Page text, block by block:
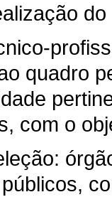
quadro
com o